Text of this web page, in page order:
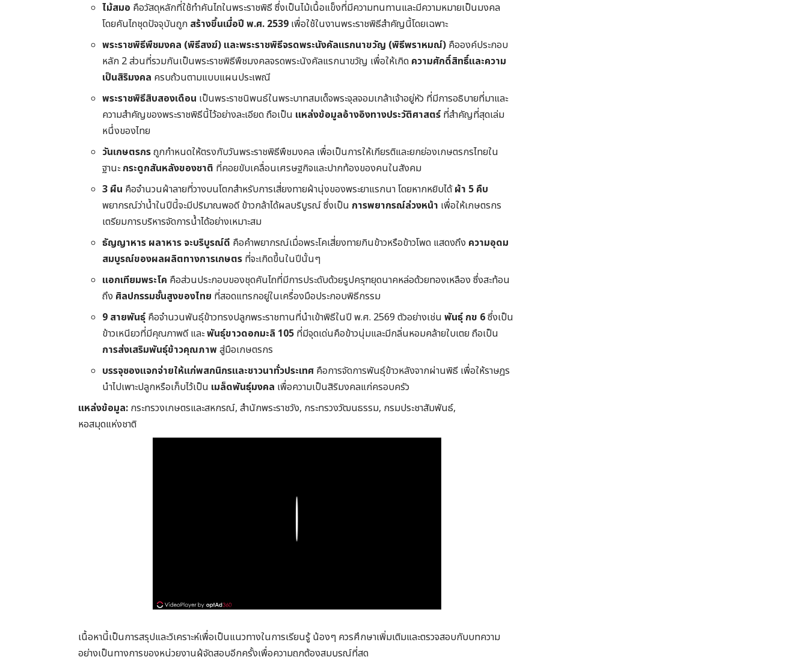
ไม้สมอ คือวัสดุหลักที่ใช้ทำคันไถในพระราชพิธี ซึ่งเป็นไม้เนื้อแข็งที่มีความทนทานและมีความหมายเป็นมงคล
โดยคันไถชุดปัจจุบันถูก สร้างขึ้นเมื่อปี พ.ศ. 2539 เพื่อใช้ในงานพระราชพิธีสำคัญนี้โดยเฉพาะ
พระราชพิธีพืชมงคล (พิธีสงฆ์) และพระราชพิธีจรดพระนังคัลแรกนาขวัญ (พิธีพราหมณ์) คือองค์ประกอบ
หลัก 2 ส่วนที่รวมกันเป็นพระราชพิธีพืชมงคลจรดพระนังคัลแรกนาขวัญ เพื่อให้เกิด ความศักดิ์สิทธิ์และความ
เป็นสิริมงคล ครบถ้วนตามแบบแผนประเพณี
พระราชพิธีสิบสองเดือน เป็นพระราชนิพนธ์ในพระบาทสมเด็จพระจุลจอมเกล้าเจ้าอยู่หัว ที่มีการอธิบายที่มาและ
ความสำคัญของพระราชพิธีนี้ไว้อย่างละเอียด ถือเป็น แหล่งข้อมูลอ้างอิงทางประวัติศาสตร์ ที่สำคัญที่สุดเล่ม
หนึ่งของไทย
วันเกษตรกรถูกกำหนดให้ตรงกับวันพระราชพิธีพืชมงคล เพื่อเป็นการให้เกียรติและยกย่องเกษตรกรไทยใน
ฐานะกระดูกสันหลังของชาติ ที่คอยขับเคลื่อนเศรษฐกิจและปากท้องของคนในสังคม
3 ผืน คือจำนวนผ้าลายที่วางบนโตกสำหรับการเสี่ยงทายผ้านุ่งของพระยาแรกนา โดยหากหยิบได้ผ้า 5 คืบ
พยากรณ์ว่าน้ำในปีนี้จะมีปริมาณพอดี ข้าวกล้าได้ผลบริบูรณ์ ซึ่งเป็น การพยากรณ์ล่วงหน้า เพื่อให้เกษตรกร
เตรียมการบริหารจัดการน้ำได้อย่างเหมาะสม
ธัญญาหาร ผลาหาร จะบริบูรณ์ดี คือคำพยากรณ์เมื่อพระโคเสี่ยงทายกินข้าวหรือข้าวโพด แสดงถึง ความอุดม
สมบูรณ์ของผลผลิตทางการเกษตร ที่จะเกิดขึ้นในปีนั้นๆ
แอกเทียมพระโค คือส่วนประกอบของชุดคันไถที่มีการประดับด้วยรูปครุฑยุดนาคหล่อด้วยทองเหลือง ซึ่งสะท้อน
ถึง ศิลปกรรมชั้นสูงของไทย ที่สอดแทรกอยู่ในเครื่องมือประกอบพิธีกรรม
9 สายพันธุ์ คือจำนวนพันธุ์ข้าวทรงปลูกพระราชทานที่นำเข้าพิธีในปี พ.ศ. 2569 ตัวอย่างเช่น พันธุ์ กข 6ซึ่งเป็น
ข้าวเหนียวที่มีคุณภาพดี และพันธุ์ขาวดอกมะลิ 105 ที่มีจุดเด่นคือข้าวนุ่มและมีกลิ่นหอมคล้ายใบเตย ถือเป็น
การส่งเสริมพันธุ์ข้าวคุณภาพ สู่มือเกษตรกร
บรรจุซองแจกจ่ายให้แก่พสกนิกรและชาวนาทั่วประเทศ คือการจัดการพันธุ์ข้าวหลังจากผ่านพิธี เพื่อให้ราษฎร
นำไปเพาะปลูกหรือเก็บไว้เป็น เมล็ดพันธุ์มงคล เพื่อความเป็นสิริมงคลแก่ครอบครัว
แหล่งข้อมูล: กระทรวงเกษตรและสหกรณ์, สำนักพระราชวัง, กระทรวงวัฒนธรรม, กรมประชาสัมพันธ์,
หอสมุดแห่งชาติ
เนื้อหานี้เป็นการสรุปและวิเคราะห์เพื่อเป็นแนวทางในการเรียนรู้ น้องๆ ควรศึกษาเพิ่มเติมและตรวจสอบกับบทความ
อย่างเป็นทางการของหน่วยงานผู้จัดสอบอีกครั้งเพื่อความถูกต้องสมบูรณ์ที่สุด